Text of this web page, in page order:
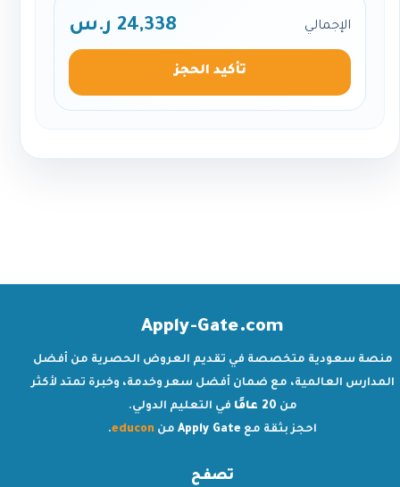
الإجمالي 24,338 ر.س
تأكيد الحجز
Apply-Gate.com
منصة سعودية متخصصة في تقديم العروض الحصرية من أفضل
المدارس العالمية، مع ضمان أفضل سعر وخدمة، وخبرة تمتد لأكثر
من 20 عامًا
في التعليم الدولي.
احجز بثقة مع Apply Gate من educon
.
تصفح